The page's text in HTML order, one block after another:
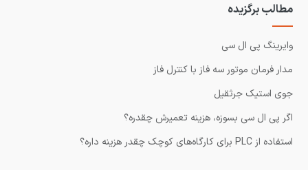
مطالب برگزیده
وایرینگ پی ال سی
مدار فرمان موتور سه فاز با کنترل فاز
جوی استیک جرثقیل
اگر پی ال سی بسوزه، هزینه تعمیرش چقدره؟
استفاده از PLC برای کارگاه‌های کوچک چقدر هزینه داره؟